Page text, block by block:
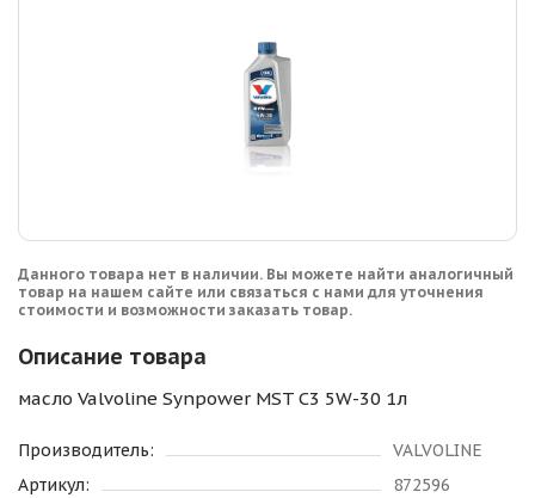
Данного товара нет в наличии. Вы можете найти аналогичный
товар на нашем сайте или связаться с нами для уточнения
стоимости и возможности заказать товар.
Описание товара
масло Valvoline Synpower MST C3 5W-30 1л
Производитель:
VALVOLINE
Артикул:
872596